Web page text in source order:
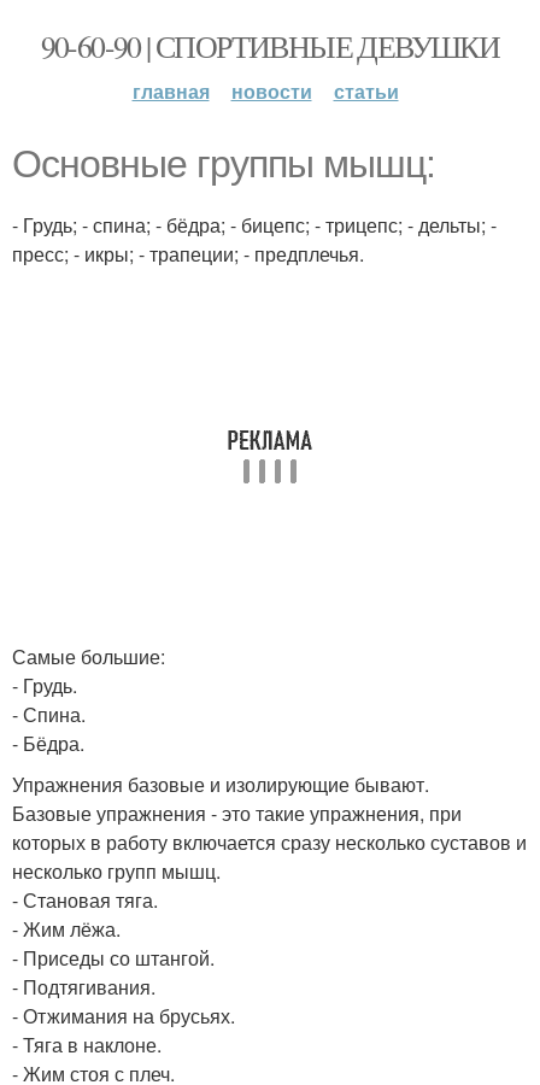
90-60-90 | СПОРТИВНЫЕ ДЕВУШКИ
главная новости статьи
Основные группы мышц:
- Грудь; - спина; - бёдра; - бицепс; - трицепс; - дельты; -
пресс; - икры; - трапеции; - предплечья.
Самые большие:
- Грудь.
- Спина.
- Бёдра.
Упражнения базовые и изолирующие бывают.
Базовые упражнения - это такие упражнения, при
которых в работу включается сразу несколько суставов и
несколько групп мышц.
- Становая тяга.
- Жим лёжа.
- Приседы со штангой.
- Подтягивания.
- Отжимания на брусьях.
- Тяга в наклоне.
- Жим стоя с плеч.